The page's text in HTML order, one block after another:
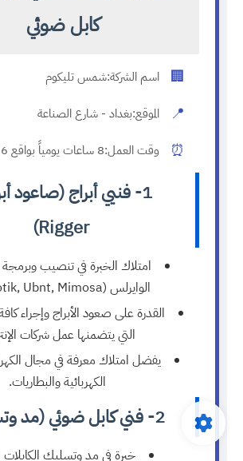
كابل ضوئي
🏢 اسم الشركة:شمس تليكوم
📍 الموقع:بغداد - شارع الصناعة
⏰ وقت العمل:8 ساعات يومياً بواقع 6 أيام في الأسبوع.
1- فنيي أبراج (صاعود
Rigger)
امتلاك الخبرة في تنصيب
الوايرلس (Mikrotik, Ubnt, Mimosa).
القدرة على صعود الأبراج وإجراء
التي يتضمنها عمل شركات
يفضل امتلاك معرفة في مجال
الكهربائية والبطاريات.
2- فني كابل ضوئي (مد وتسليك)
خبرة في مد وتسليك الكابلات